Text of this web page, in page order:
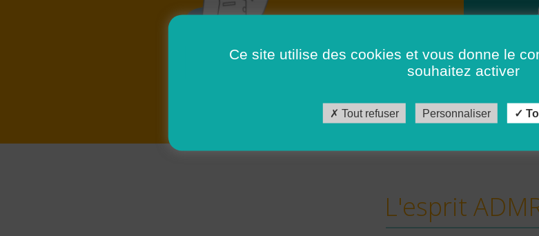
L'esprit
Ce site utilise des cookies et vous donne le
souhaitez activer
Tout refuser Personnaliser